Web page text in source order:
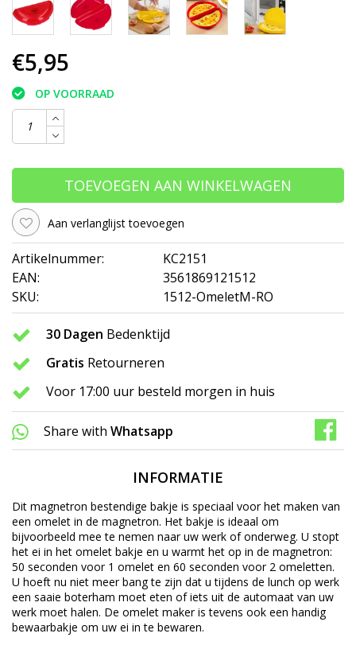
€5,95
OP VOORRAAD
TOEVOEGEN AAN WINKELWAGEN
Aan verlanglijst toevoegen
Artikelnummer:
KC2151
EAN:
3561869121512
SKU:
1512-OmeletM-RO
30 Dagen Bedenktijd
Gratis Retourneren
Voor 17:00 uur besteld morgen in huis
Share with Whatsapp
INFORMATIE
Dit magnetron bestendige bakje is speciaal voor het maken van
een omelet in de magnetron. Het bakje is ideaal om
bijvoorbeeld mee te nemen naar uw werk of onderweg. U stopt
het ei in het omelet bakje en u warmt het op in de magnetron:
50 seconden voor 1 omelet en 60 seconden voor 2 omeletten.
U hoeft nu niet meer bang te zijn dat u tijdens de lunch op werk
een saaie boterham moet eten of iets uit de automaat van uw
werk moet halen. De omelet maker is tevens ook een handig
bewaarbakje om uw ei in te bewaren.